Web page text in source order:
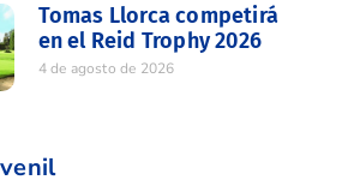
Tomas Llorca competirá
en el Reid Trophy 2026
4 de agosto de 2026